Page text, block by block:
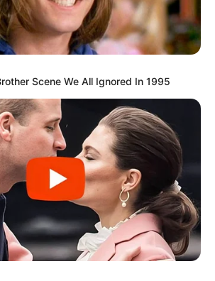
Scene We All Ignored In 1995